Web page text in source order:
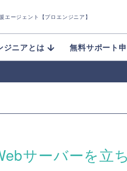
エージェント【プロエンジニア】
ジニアとは 無料サポート
サーバーを立